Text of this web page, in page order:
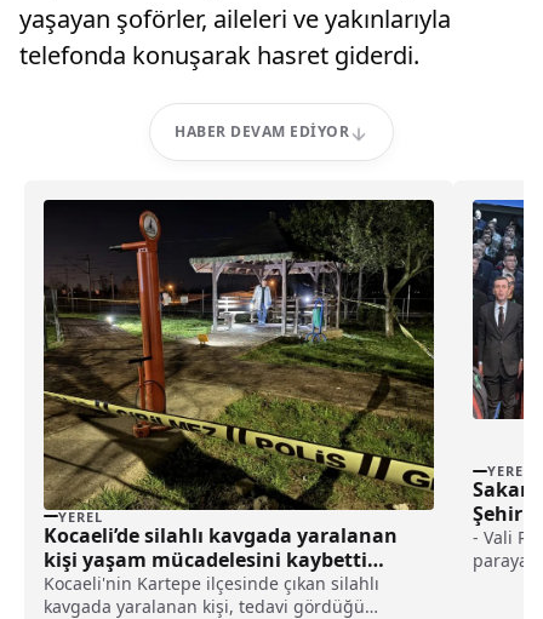
yaşayan şoförler, aileleri ve yakınlarıyla
telefonda konuşarak hasret giderdi.
HABER DEVAM EDIYOR
YEREL
Kocaeli’de silahlı kavgada yaralanan
kişi yaşam mücadelesini kaybetti
haberi
Kocaeli'nin Kartepe ilçesinde çıkan silahlı
kavgada yaralanan kişi, tedavi gördüğü
YEREL
Şehir
haberi
- Vali
paraya